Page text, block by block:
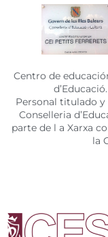
Centro de
Personal titulado y
Conselleria
parte de l a Xarxa
la